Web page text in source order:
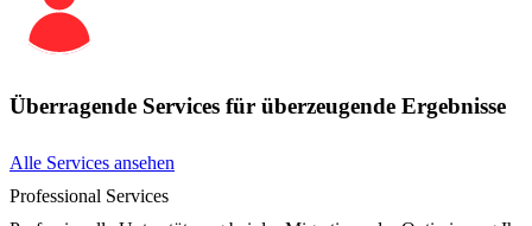
Überragende Services für überzeugende Ergebnisse
Alle Services ansehen
Professional Services